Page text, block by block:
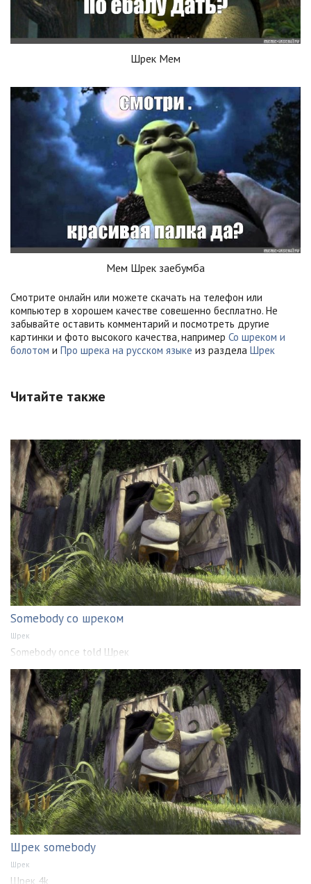
Шрек Мем
Мем Шрек заебумба
Смотрите онлайн или можете скачать на телефон или
компьютер в хорошем качестве совешенно бесплатно. Не
забывайте оставить комментарий и посмотреть другие
картинки и фото высокого качества, например Со шреком и
болотом и Про шрека на русском языке из раздела Шрек
Читайте также
Somebody со шреком
Шрек
Somebody once told Шрек
Шрек somebody
Шрек
Шрек 4k